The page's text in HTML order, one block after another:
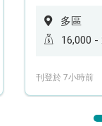
多區
16,000
刊登於 7小時前